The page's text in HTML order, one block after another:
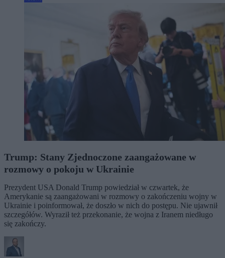
Trump: Stany Zjednoczone zaangażowane w
rozmowy o pokoju w Ukrainie
Prezydent USA Donald Trump powiedział w czwartek, że
Amerykanie są zaangażowani w rozmowy o zakończeniu wojny w
Ukrainie i poinformował, że doszło w nich do postępu. Nie ujawnił
szczegółów. Wyraził też przekonanie, że wojna z Iranem niedługo
się zakończy.